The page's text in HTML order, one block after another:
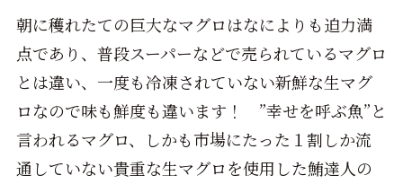
朝に穫れたての巨大なマグロはなによりも迫力満
点であり、普段スーパーなどで売られているマグロ
とは違い、一度も冷凍されていない新鮮な生マグ
ロなので味も鮮度も違います！ ”幸せを呼ぶ魚”と
言われるマグロ、しかも市場にたった１割しか流
通していない貴重な生マグロを使用した鮪達人の